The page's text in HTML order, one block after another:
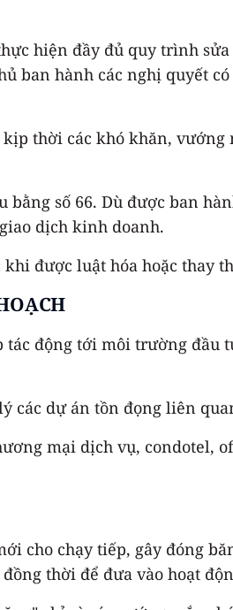
hiện đầy đủ quy trình
ban hành các nghị quyết
thời các khó khăn, vướng
số 66. Dù được ban
dịch kinh doanh.
được luật hóa hoặc thay
động tới môi trường đầu
các dự án tồn đọng liên
mại dịch vụ, condotel,
cho chạy tiếp, gây đóng
thời để đưa vào hoạt